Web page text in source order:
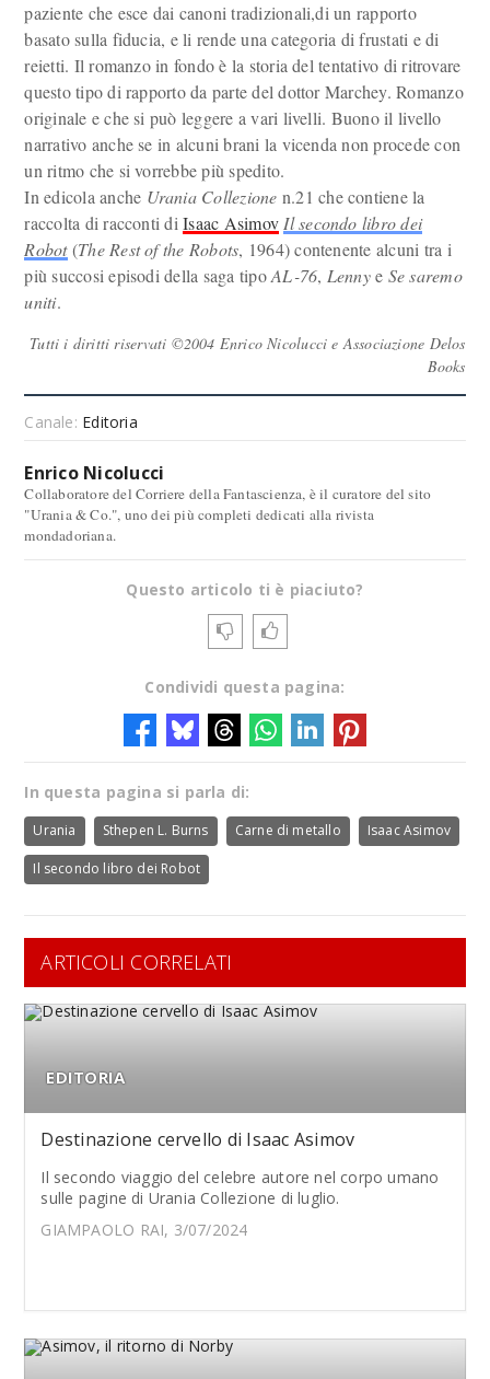
paziente che esce dai canoni tradizionali,di un rapporto
basato sulla fiducia, e li rende una categoria di frustati e di
reietti. Il romanzo in fondo è la storia del tentativo di ritrovare
questo tipo di rapporto da parte del dottor Marchey. Romanzo
originale e che si può leggere a vari livelli. Buono il livello
narrativo anche se in alcuni brani la vicenda non procede con
un ritmo che si vorrebbe più spedito.
In edicola anche Urania Collezione n.21 che contiene la
raccolta di racconti diIsaac Asimov Il secondo libro dei
Robot(The Rest of the Robots, 1964) contenente alcuni tra i
più succosi episodi della saga tipoAL-76, Lennye Se saremo
uniti.
Tutti i diritti riservati ©2004 Enrico Nicolucci e Associazione Delos
Books
Canale: Editoria
Enrico Nicolucci
Collaboratore del Corriere della Fantascienza, è il curatore del sito
"Urania & Co.", uno dei più completi dedicati alla rivista
mondadoriana.
Questo articolo ti è piaciuto?
Condividi questa pagina:
In questa pagina si parla di:
Urania Sthepen L. Burns Carne di metallo Isaac Asimov
Il secondo libro dei Robot
ARTICOLI CORRELATI
EDITORIA
Destinazione cervello di Isaac Asimov
Il secondo viaggio del celebre autore nel corpo umano
sulle pagine di Urania Collezione di luglio.
GIAMPAOLO RAI, 3/07/2024